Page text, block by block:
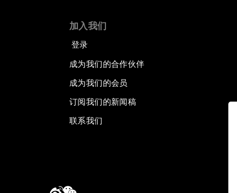
加入我们
登录
成为我们的合作伙伴
成为我们的会员
订阅我们的新闻稿
联系我们